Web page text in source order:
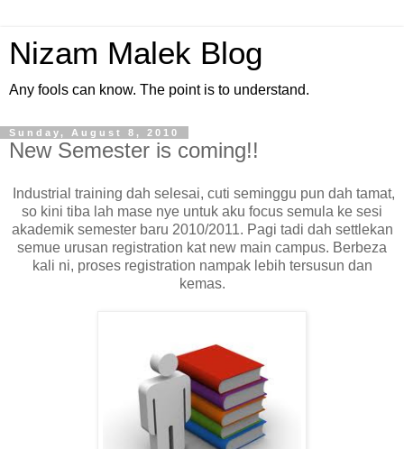
Nizam Malek Blog
Any fools can know. The point is to understand.
Sunday, August 8, 2010
New Semester is coming!!
Industrial training dah selesai, cuti seminggu pun dah tamat,
so kini tiba lah mase nye untuk aku focus semula ke sesi
akademik semester baru 2010/2011. Pagi tadi dah settlekan
semue urusan registration kat new main campus. Berbeza
kali ni, proses registration nampak lebih tersusun dan
kemas.